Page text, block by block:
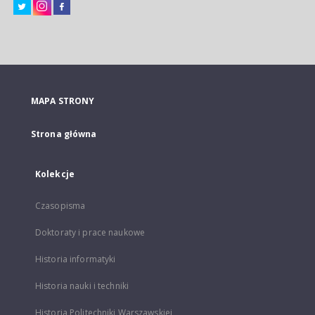
MAPA STRONY
Strona główna
Kolekcje
Czasopisma
Doktoraty i prace naukowe
Historia informatyki
Historia nauki i techniki
Historia Politechniki Warszawskiej